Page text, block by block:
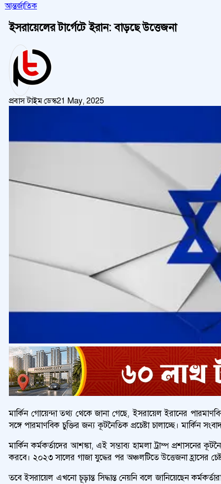
আন্তর্জাতিক
ইসরায়েলের টার্গেটে ইরান: বাড়ছে উত্তেজনা
প্রবাস টাইম ডেস্ক21 May, 2025
মার্কিন গোয়েন্দা তথ্য থেকে জানা গেছে, ইসরায়েল ইরানের
সঙ্গে পারমাণবিক চুক্তির জন্য কূটনৈতিক প্রচেষ্টা চালাচ্ছে। মার্কিন
মার্কিন কর্মকর্তাদের আশঙ্কা, এই সম্ভাব্য হামলা ট্রাম্প
করবে। ২০২৩ সালের গাজা যুদ্ধের পর অঞ্চলটিতে উত্তেজনা হ্রাসের
তবে ইসরায়েল এখনো চূড়ান্ত সিদ্ধান্ত নেয়নি বলে জানিয়েছেন